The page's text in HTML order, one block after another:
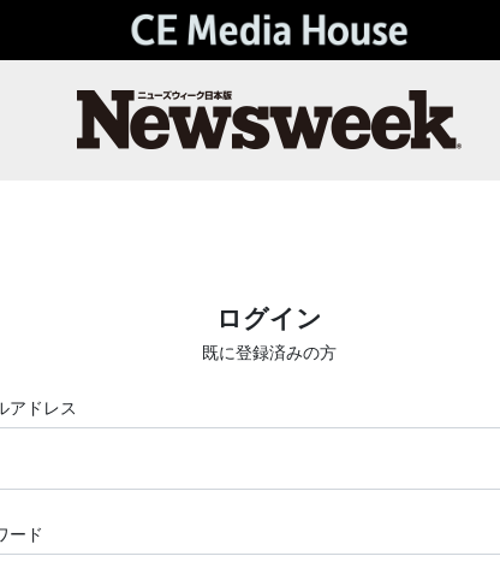
ログイン
既に登録済みの方
アドレス
ード